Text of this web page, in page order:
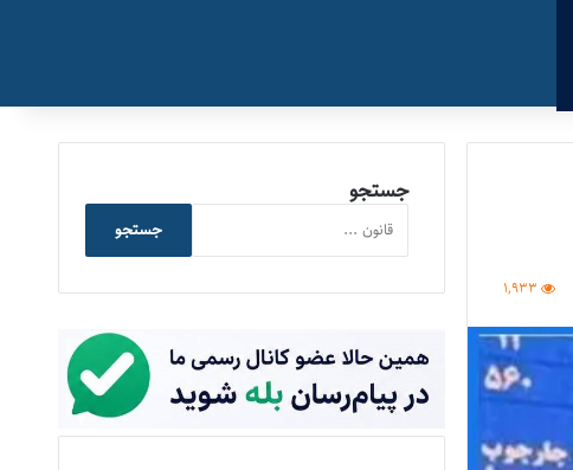
1,933
جستجو
جستجو